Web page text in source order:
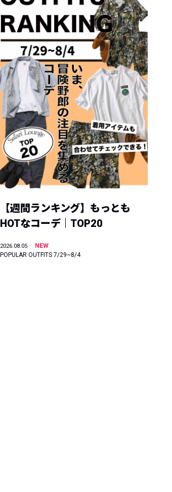
【週間ランキング】もっとも
HOTなコーデ｜TOP20
2026.08.05
NEW
POPULAR OUTFITS 7/29~8/4